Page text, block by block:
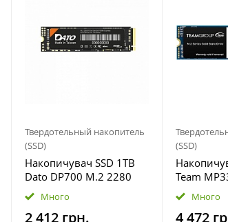
Твердотельный накопитель
(SSD)
Накопичувач SSD 1TB
Dato DP700 M.2 2280
PCIe 3.0 x4 NVMe 3D
NAND (DP700SSD-1TB)
Много
2 412 грн.
(SSD)
Team
2280 PCIe
Много
4 472